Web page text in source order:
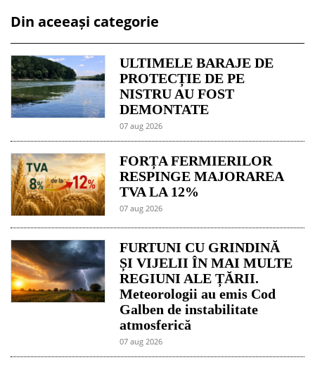
Din aceeași categorie
ULTIMELE BARAJE DE
PROTECȚIE DE PE
NISTRU AU FOST
DEMONTATE
07 aug 2026
FORȚA FERMIERILOR
RESPINGE MAJORAREA
TVA LA 12%
07 aug 2026
FURTUNI CU GRINDINĂ
ȘI VIJELII ÎN MAI MULTE
REGIUNI ALE ȚĂRII.
Meteorologii au emis Cod
Galben de instabilitate
atmosferică
07 aug 2026